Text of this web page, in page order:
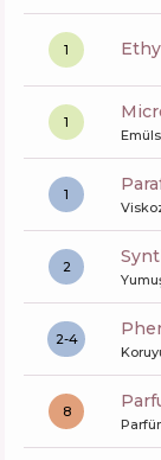
1
1
1
2
2-4
8